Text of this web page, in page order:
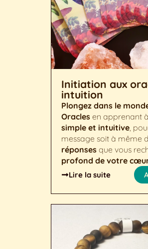
Initiation aux
intuition
Plongez dans le
Oracles en apprenant
simple et intuitive,
message soit à même
réponses que vous
profond de votre
Lire la suite